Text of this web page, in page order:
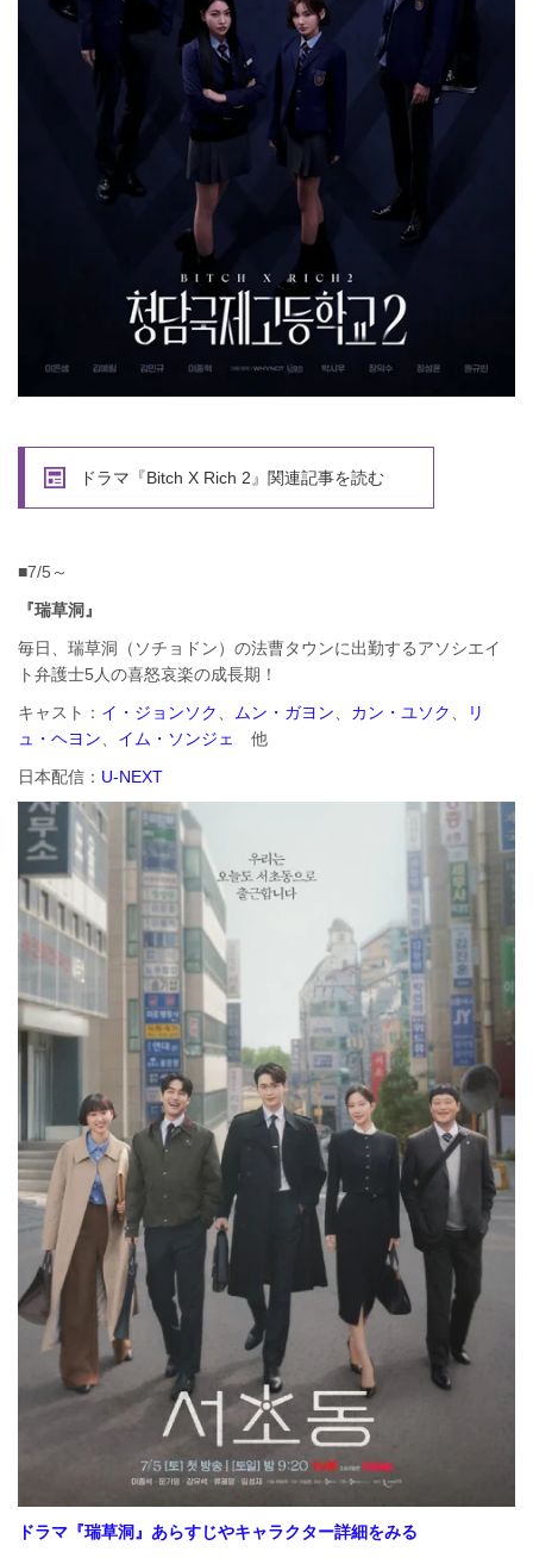
ドラマ『Bitch X Rich 2』関連記事を読む
■7/5～
『瑞草洞』
毎日、瑞草洞（ソチョドン）の法曹タウンに出勤するアソシエイ
ト弁護士5人の喜怒哀楽の成長期！
キャスト： イ・ジョンソク ムン・ガヨン カン・ユソク
リ
ュ・ヘヨン
イム・ソンジェ
他
日本配信： U-NEXT
ドラマ 『瑞草洞』あらすじやキャラクター詳細をみる